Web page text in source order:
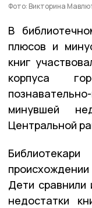
Фото: Викторина
В
плюсов и
книг
корпуса
минувшей
Центральной
Дети сравнили
недостатки